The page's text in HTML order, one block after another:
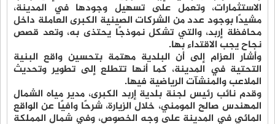
الاستثمارات، وتعمل على تسهيل وجودها في المدينة،
مشيدًا بوجود عدد من الشركات الصينية الكبرى العاملة داخل
محافظة إربد، والتي تشكل نموذجًا يحتذى به، وتعد قصص
نجاح يجب الاقتداء بها.
وأشار العزام إلى أن البلدية مهتمة بتحسين واقع البنية
التحتية في المدينة، كما أنها تتطلع إلى تطوير وتحديث
الملاعب والمنشآت الرياضية فيها.
وقدم نائب رئيس لجنة بلدية إربد الكبرى، مدير مياه الشمال
المهندس صالح المومني، خلال الزيارة، شرحًا وافيًا عن الواقع
المائي في المدينة على وجه الخصوص، وفي شمال المملكة